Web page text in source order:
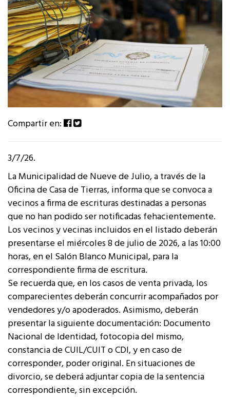
Compartir en:
3/7/26.
La Municipalidad de Nueve de Julio, a través de la
Oficina de Casa de Tierras, informa que se convoca a
vecinos a firma de escrituras destinadas a personas
que no han podido ser notificadas fehacientemente.
Los vecinos y vecinas incluidos en el listado deberán
presentarse el miércoles 8 de julio de 2026, a las 10:00
horas, en el Salón Blanco Municipal, para la
correspondiente firma de escritura.
Se recuerda que, en los casos de venta privada, los
comparecientes deberán concurrir acompañados por
vendedores y/o apoderados. Asimismo, deberán
presentar la siguiente documentación: Documento
Nacional de Identidad, fotocopia del mismo,
constancia de CUIL/CUIT o CDI, y en caso de
corresponder, poder original. En situaciones de
divorcio, se deberá adjuntar copia de la sentencia
correspondiente, sin excepción.